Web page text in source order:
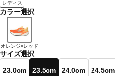
レディス
カラー選択
オレンジ×レッド
サイズ選択
23.0cm 23.5cm 24.0cm 24.5cm